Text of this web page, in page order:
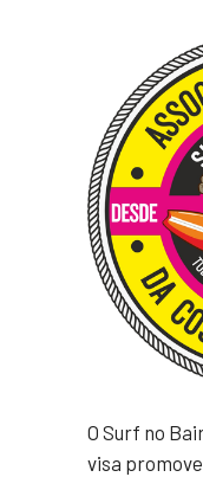
O Surf no
visa